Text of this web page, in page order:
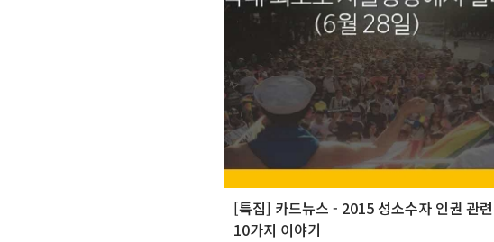
[특집] 카드뉴스 - 2015 성소수자 인권 관련
10가지 이야기